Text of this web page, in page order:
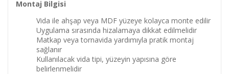
Montaj Bilgisi
Vida ile ahşap veya MDF yüzeye kolayca monte edilir
Uygulama sırasında hizalamaya dikkat edilmelidir
Matkap veya tornavida yardımıyla pratik montaj
sağlanır
Kullanılacak vida tipi, yüzeyin yapısına göre
belirlenmelidir